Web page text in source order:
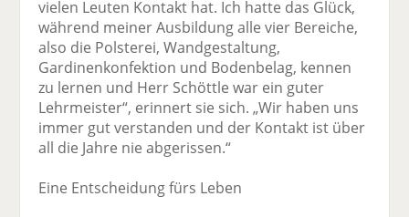
vielen Leuten Kontakt hat. Ich hatte das Glück,
während meiner Ausbildung alle vier Bereiche,
also die Polsterei, Wand­gestaltung,
Gardinenkonfektion und Bodenbelag, kennen
zu lernen und Herr Schöttle war ein guter
Lehrmeister“, erinnert sie sich. „Wir haben uns
immer gut verstanden und der Kontakt ist über
all die Jahre nie abgerissen.“
Eine Entscheidung fürs Leben